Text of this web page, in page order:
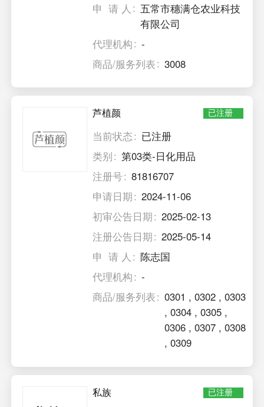
申 请 人
五常市穗满仓农业科技
有限公司
代理机构
-
商品/服务列表
3008
芦植颜 已注册
当前状态
已注册
类别
第03类-日化用品
注册号
81816707
申请日期
2024-11-06
初审公告日期
2025-02-13
注册公告日期
2025-05-14
申 请 人
陈志国
代理机构
-
商品/服务列表
0301 ,0302 ,0303
,0304 ,0305 ,
0306 ,0307 ,0308
,0309
私族 已注册